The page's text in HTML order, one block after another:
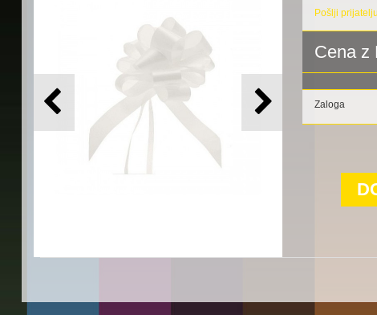
Pošlji prijatelju
Cena z
Zaloga